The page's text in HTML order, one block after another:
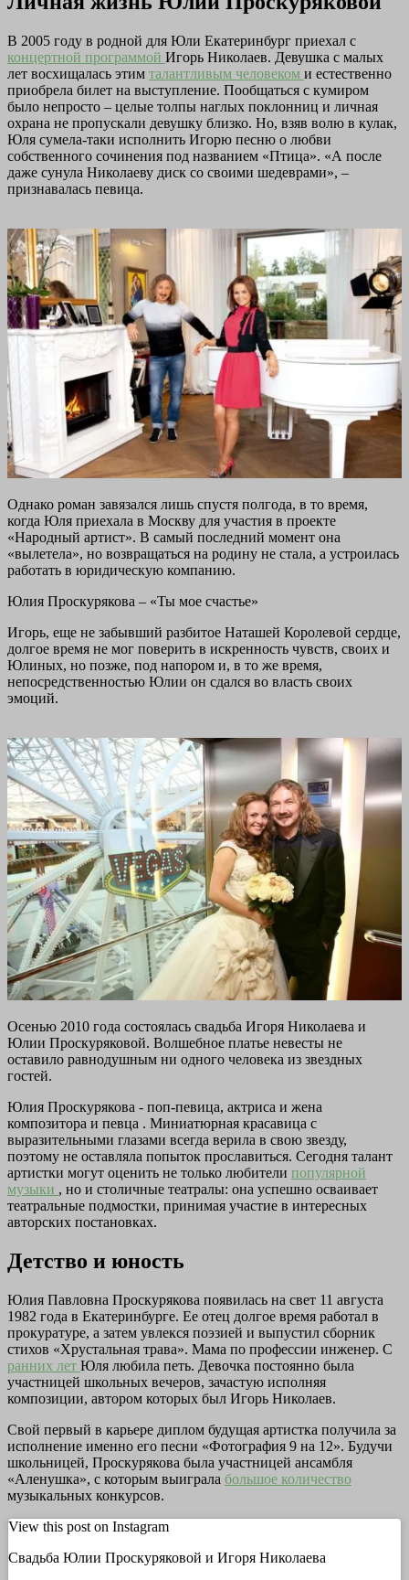
В 2005 году в родной для Юли Екатеринбург приехал с
концертной программой Игорь Николаев. Девушка с малых
лет восхищалась этим талантливым человеком и естественно
приобрела билет на выступление. Пообщаться с кумиром
было непросто – целые толпы наглых поклонниц и личная
охрана не пропускали девушку близко. Но, взяв волю в кулак,
Юля сумела-таки исполнить Игорю песню о любви
собственного сочинения под названием «Птица». «А после
даже сунула Николаеву диск со своими шедеврами», –
признавалась певица.
Однако роман завязался лишь спустя полгода, в то время,
когда Юля приехала в Москву для участия в проекте
«Народный артист». В самый последний момент она
«вылетела», но возвращаться на родину не стала, а устроилась
работать в юридическую компанию.
Юлия Проскурякова – «Ты мое счастье»
Игорь, еще не забывший разбитое Наташей Королевой сердце,
долгое время не мог поверить в искренность чувств, своих и
Юлиных, но позже, под напором и, в то же время,
непосредственностью Юлии он сдался во власть своих
эмоций.
Осенью 2010 года состоялась свадьба Игоря Николаева и
Юлии Проскуряковой. Волшебное платье невесты не
оставило равнодушным ни одного человека из звездных
гостей.
Юлия Проскурякова - поп-певица, актриса и жена
композитора и певца . Миниатюрная красавица с
выразительными глазами всегда верила в свою звезду,
поэтому не оставляла попыток прославиться. Сегодня талант
артистки могут оценить не только любители популярной
музыки , но и столичные театралы: она успешно осваивает
театральные подмостки, принимая участие в интересных
авторских постановках.
Детство и юность
Юлия Павловна Проскурякова появилась на свет 11 августа
1982 года в Екатеринбурге. Ее отец долгое время работал в
прокуратуре, а затем увлекся поэзией и выпустил сборник
стихов «Хрустальная трава». Мама по профессии инженер. С
ранних лет Юля любила петь. Девочка постоянно была
участницей школьных вечеров, зачастую исполняя
композиции, автором которых был Игорь Николаев.
Свой первый в карьере диплом будущая артистка получила за
исполнение именно его песни «Фотография 9 на 12». Будучи
школьницей, Проскурякова была участницей ансамбля
«Аленушка», с которым выиграла большое количество
музыкальных конкурсов.
View this post on Instagram
Свадьба Юлии Проскуряковой и Игоря Николаева